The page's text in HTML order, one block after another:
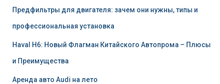
Предфильтры для двигателя: зачем они нужны, типы и
профессиональная установка
Haval H6: Новый Флагман Китайского Автопрома – Плюсы
и Преимущества
Аренда авто Audi на лето